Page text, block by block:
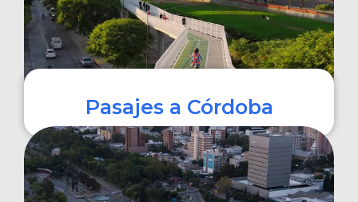
Pasajes a Córdoba
COMPRAR